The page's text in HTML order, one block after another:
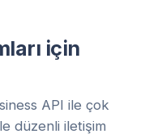
için
API ile çok
düzenli iletişim